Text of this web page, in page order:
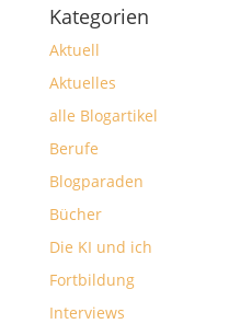
Kategorien
Aktuell
Aktuelles
alle Blogartikel
Berufe
Blogparaden
Bücher
Die KI und ich
Fortbildung
Interviews